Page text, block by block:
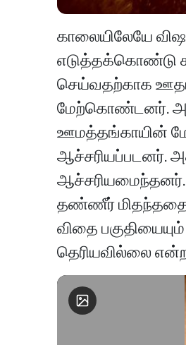
காலையிலேயே
எடுத்தக்கொண்டு
செய்வதற்காக
மேற்கொண்டனர்.
ஊமத்தங்காயின்
ஆச்சரியப்படனர்.
ஆச்சரியமைந்தனர்.
தண்ணீர் மிதந்ததை
விதை
தெரியவில்லை